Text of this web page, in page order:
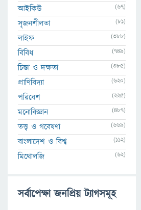
আইকিউ (67)
সৃজনশীলতা (81)
লাইফ (388)
বিবিধ (749)
চিন্তা ও দক্ষতা (385)
প্রাণিবিদ্যা (620)
পরিবেশ (225)
মনোবিজ্ঞান (487)
তত্ত্ব ও গবেষণা (669)
বাংলাদেশ ও বিশ্ব (112)
মিথোলজি (62)
সর্বাপেক্ষা জনপ্রিয় ট্যাগসমূহ